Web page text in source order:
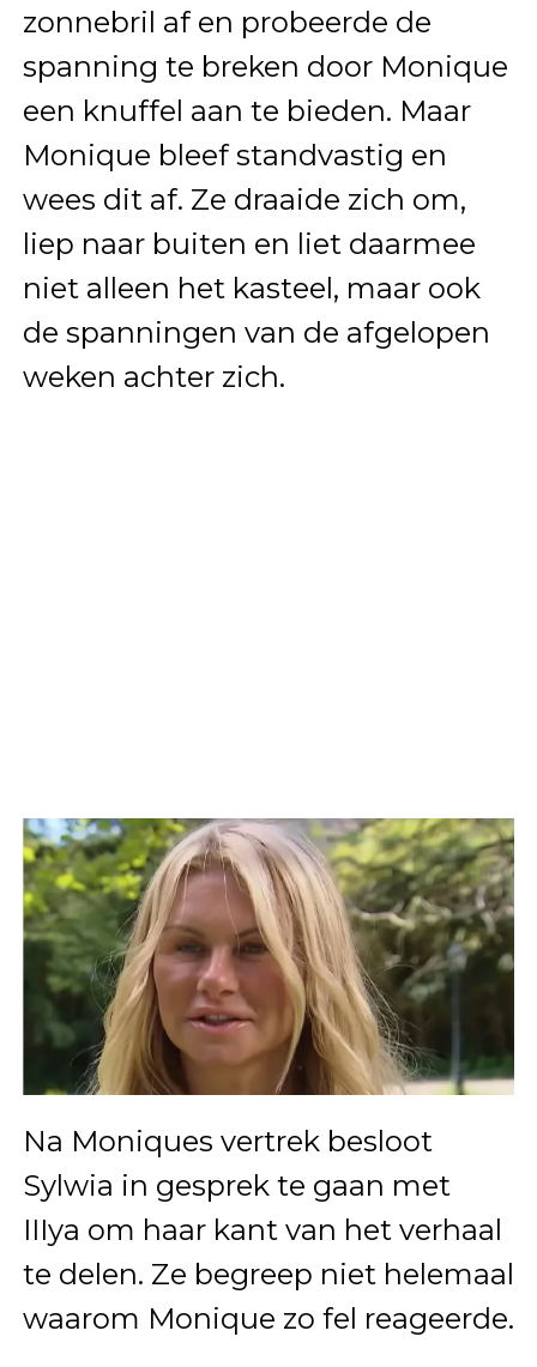
zonnebril af en probeerde de
spanning te breken door Monique
een knuffel aan te bieden. Maar
Monique bleef standvastig en
wees dit af. Ze draaide zich om,
liep naar buiten en liet daarmee
niet alleen het kasteel, maar ook
de spanningen van de afgelopen
weken achter zich.
Na Moniques vertrek besloot
Sylwia in gesprek te gaan met
IIIya om haar kant van het verhaal
te delen. Ze begreep niet helemaal
waarom Monique zo fel reageerde.